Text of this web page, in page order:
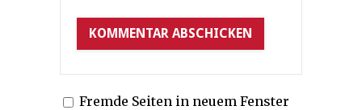
Fremde Seiten in neuem Fenster